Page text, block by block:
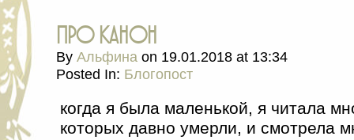
про канон
By Альфина on 19.01.2018 at 13:34
Posted In: Блогопост
когда я была маленькой, я читала
которых давно умерли, и смотрела